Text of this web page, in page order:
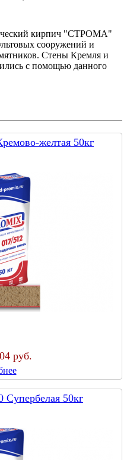
кирпич "СТРОМА"
сооружений и
Стены Кремля и
с помощью данного
желтая 50кг
руб.
Супербелая 50кг